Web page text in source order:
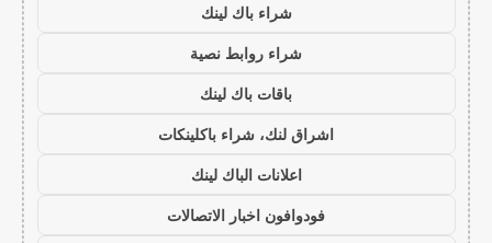
شراء باك لينك
شراء روابط نصية
باقات باك لينك
اشراق لنك، شراء باكلينكات
اعلانات الباك لينك
فودوافون اخبار الاتصالات